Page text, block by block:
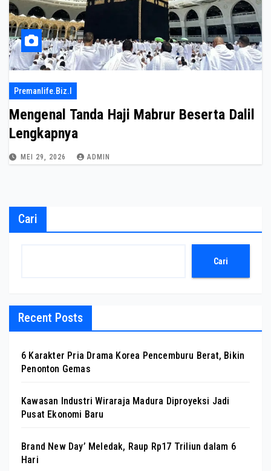
Premanlife.biz.i
Mengenal Tanda Haji Mabrur Beserta Dalil
Lengkapnya
MEI 29, 2026 ADMIN
Cari
Cari
Recent Posts
6 Karakter Pria Drama Korea Pencemburu Berat, Bikin
Penonton Gemas
Kawasan Industri Wiraraja Madura Diproyeksi Jadi
Pusat Ekonomi Baru
Brand New Day’ Meledak, Raup Rp17 Triliun dalam 6
Hari